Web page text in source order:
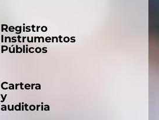
Registro
Instrumentos
Públicos
Cartera
y
auditoria